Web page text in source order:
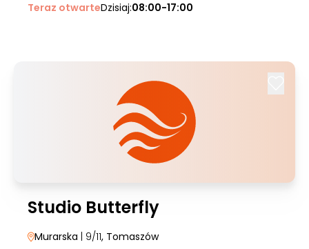
Teraz otwarteDzisiaj:08:00-17:00
Studio Butterfly
Murarska | 9/11, Tomaszów